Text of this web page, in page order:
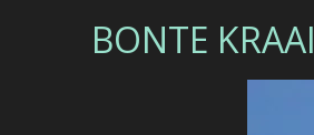
BONTE KRAAI